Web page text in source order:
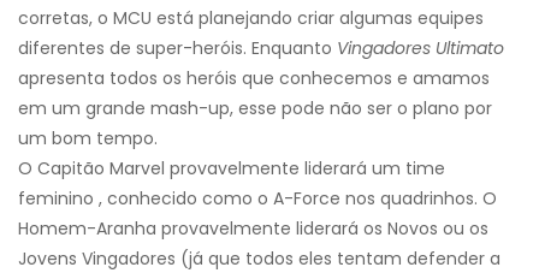
corretas, o MCU está planejando criar algumas equipes
diferentes de super-heróis. Enquanto Vingadores Ultimato
apresenta todos os heróis que conhecemos e amamos
em um grande mash-up, esse pode não ser o plano por
um bom tempo.
O Capitão Marvel provavelmente liderará um time
feminino , conhecido como o A-Force nos quadrinhos. O
Homem-Aranha provavelmente liderará os Novos ou os
Jovens Vingadores (já que todos eles tentam defender a